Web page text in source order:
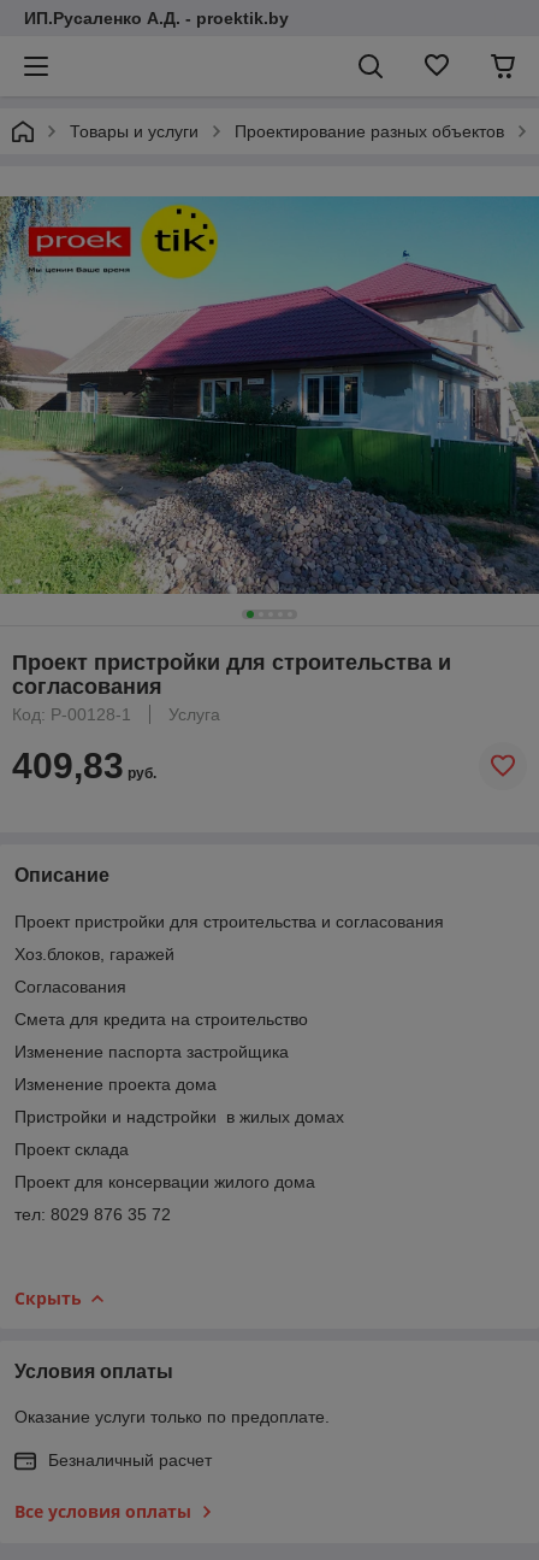
ИП.Русаленко А.Д. - proektik.by
Товары и услуги Проектирование разных объектов
Проект пристройки для строительства и
согласования
Код: P-00128-1 Услуга
409,83 руб.
Описание
Проект пристройки для строительства и согласования
Хоз.блоков, гаражей
Согласования
Смета для кредита на строительство
Изменение паспорта застройщика
Изменение проекта дома
Пристройки и надстройки в жилых домах
Проект склада
Проект для консервации жилого дома
тел: 8029 876 35 72
Скрыть
Условия оплаты
Оказание услуги только по предоплате.
Безналичный расчет
Все условия оплаты